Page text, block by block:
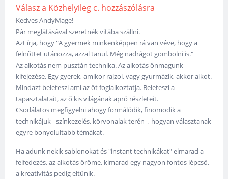
Válasz a Közhelyileg c. hozzászólásra
Kedves AndyMage!
Pár meglátásával szeretnék vitába szállni.
Azt írja, hogy "A gyermek minkenképpen rá van véve, hogy a
felnőttet utánozza, azzal tanul. Még nadrágot gombolni is."
Az alkotás nem pusztán technika. Az alkotás önmagunk
kifejezése. Egy gyerek, amikor rajzol, vagy gyurmázik, akkor alkot.
Mindazt beleteszi ami az őt foglalkoztatja. Beleteszi a
tapasztalatait, az ő kis világának apró részleteit.
Csodálatos megfigyelni ahogy formálódik, finomodik a
technikájuk - színkezelés, körvonalak terén -, hogyan választanak
egyre bonyolultabb témákat.
Ha adunk nekik sablonokat és "instant technikákat" elmarad a
felfedezés, az alkotás öröme, kimarad egy nagyon fontos lépcső,
a kreativitás pedig eltűnik.